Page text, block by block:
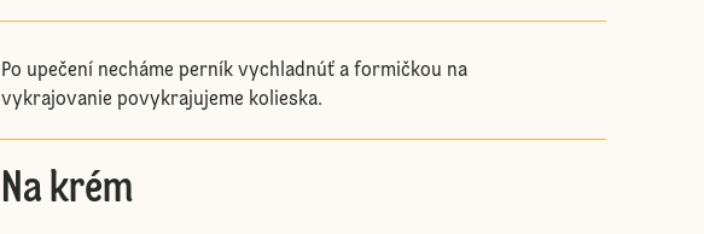
Po upečení necháme perník vychladnúť a formičkou na
vykrajovanie povykrajujeme kolieska.
Na krém